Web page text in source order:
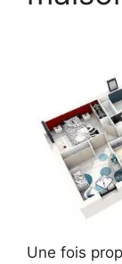
Une fois